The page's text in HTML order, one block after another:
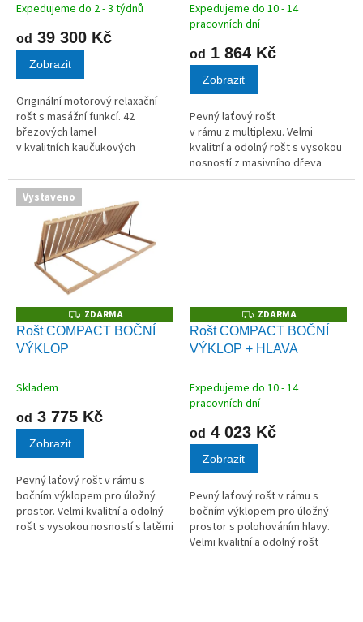
Expedujeme do 2 - 3 týdnů
od 39 300 Kč
Zobrazit
Originální motorový relaxační
rošt s masážní funkcí. 42
březových lamel
v kvalitních kaučukových
Expedujeme do 10 - 14
pracovních dní
od 1 864 Kč
Zobrazit
Pevný laťový rošt
v rámu z multiplexu. Velmi
kvalitní a odolný rošt s vysokou
nosností z masivního dřeva
vhodný pro všechny typy
Vystaveno
Z
D
A
ZDARMA
Rošt COMPACT BOČNÍ
VÝKLOP
Skladem
od 3 775 Kč
Zobrazit
Pevný laťový rošt v rámu s
bočním výklopem pro úložný
prostor. Velmi kvalitní a odolný
rošt s vysokou nosností s latěmi
všechny typy matrací.
Z
D
A
R
ZDARMA
Rošt COMPACT BOČNÍ
VÝKLOP + HLAVA
Expedujeme do 10 - 14
pracovních dní
od 4 023 Kč
Zobrazit
Pevný laťový rošt v rámu s
bočním výklopem pro úložný
prostor s polohováním hlavy.
Velmi kvalitní a odolný rošt
s vysokou nosností s latěmi